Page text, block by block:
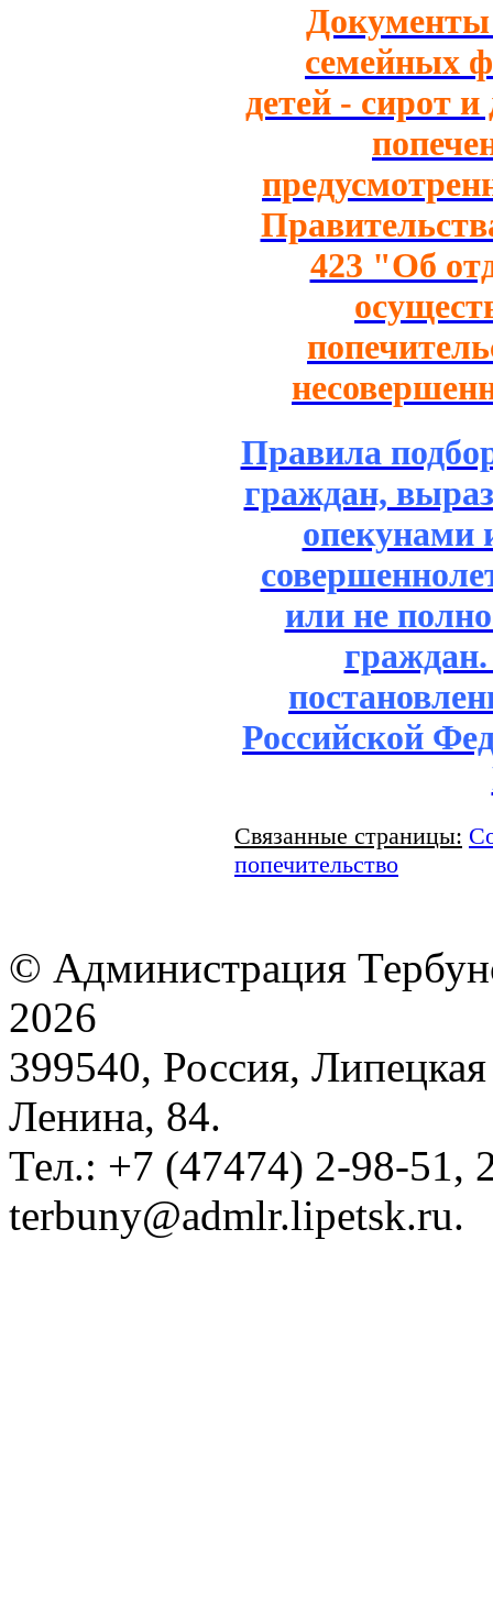
Документы
семейных
детей - сирот и
423 "Об
Правила
граждан,
опекунами
или не
Российской
Связанные страницы:
попечительство
© Администрация
2026
399540, Россия,
Ленина, 84.
Тел.: +7 (47474) 2-98-51,
terbuny@admlr.lipetsk.ru.